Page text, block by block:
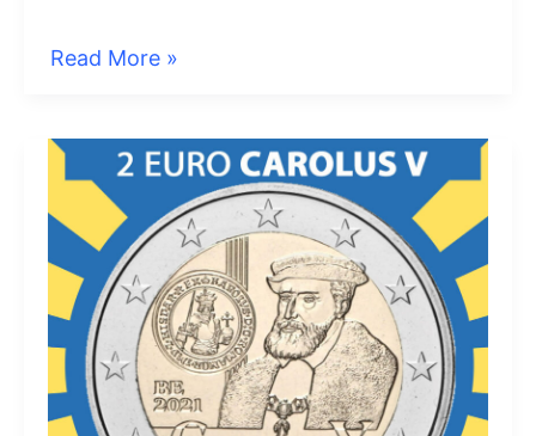
2
2021
Belgio
Economic
Union
Unione
Economica
Belgio
Read More »